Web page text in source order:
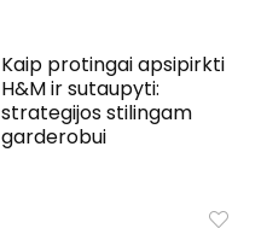
Kaip protingai apsipirkti
H&M ir sutaupyti:
strategijos stilingam
garderobui